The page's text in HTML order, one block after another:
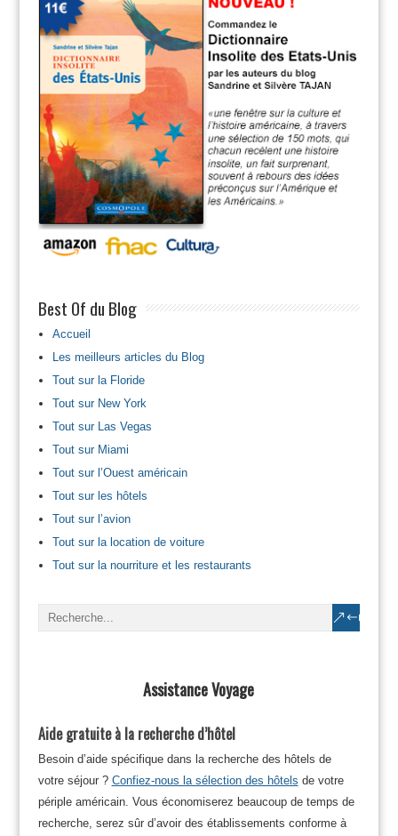
Best Of du Blog
Accueil
Les meilleurs articles du Blog
Tout sur la Floride
Tout sur New York
Tout sur Las Vegas
Tout sur Miami
Tout sur l’Ouest américain
Tout sur les hôtels
Tout sur l’avion
Tout sur la location de voiture
Tout sur la nourriture et les restaurants
Assistance Voyage
Aide gratuite à la recherche d’hôtel
Besoin d’aide spécifique dans la recherche des hôtels de
votre séjour ? Confiez-nous la sélection des hôtels de votre
périple américain. Vous économiserez beaucoup de temps de
recherche, serez sûr d’avoir des établissements conforme à